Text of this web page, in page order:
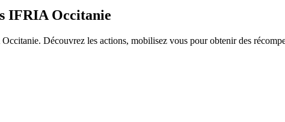
IFRIA Occitanie
Découvrez les actions, mobilisez vous pour obtenir des